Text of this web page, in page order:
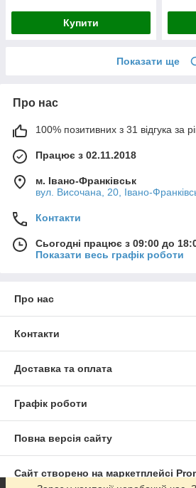
Купити
Показати ще
Про нас
100% позитивних з 31 відгука за
Працює з 02.11.2018
м. Івано-Франківськ
вул. Височана, 20, Івано-
Контакти
Сьогодні працює з 09:00 до
Показати весь графік роботи
Про нас
Контакти
Доставка та оплата
Графік роботи
Повна версія сайту
Сайт створено на маркетплейсі